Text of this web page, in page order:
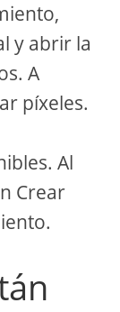
y abrir la
A
píxeles.
Al
Crear